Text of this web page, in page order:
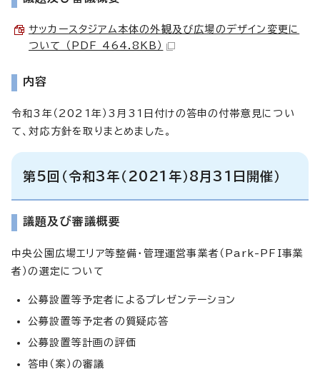
サッカースタジアム本体の外観及び広場のデザイン変更に
ついて （PDF 464.8KB）
内容
令和3年（2021年）3月31日付けの答申の付帯意見につい
て、対応方針を取りまとめました。
第5回（令和3年（2021年）8月31日開催）
議題及び審議概要
中央公園広場エリア等整備・管理運営事業者（Park-PFI事業
者）の選定について
公募設置等予定者によるプレゼンテーション
公募設置等予定者の質疑応答
公募設置等計画の評価
答申（案）の審議